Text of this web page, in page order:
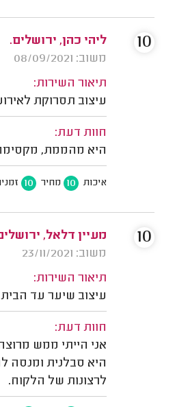
ליהי כהן, ירושלים.
משוב: 08/09/2021
תיאור השירות:
עיצוב תסרוקת
חוות דעת:
היא מהממת,
איכות 10 מחיר 10
10
מעיין דלאל,
משוב: 23/11/2021
תיאור השירות:
עיצוב שיער עד
חוות דעת:
אני הייתי ממש
היא סבלנית ומנסה
לרצונות של הלקוח.
10